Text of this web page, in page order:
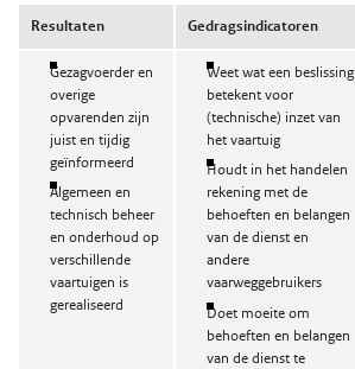
Resultaten Gedragsindicatoren
Gezagvoerder en
overige
opvarenden zijn
juist en tijdig
geïnformeerd
Algemeen en
technisch beheer
en onderhoud op
verschillende
vaartuigen is
gerealiseerd
Weet wat een beslissing
betekent voor
(technische) inzet van
het vaartuig
Houdt in het handelen
rekening met de
behoeften en belangen
van de dienst en
andere
vaarweggebruikers
Doet moeite om
behoeften en belangen
van de dienst te